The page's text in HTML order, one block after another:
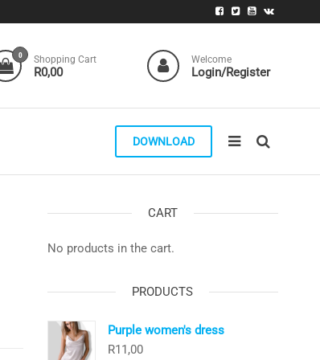
0 Shopping Cart
R0,00
Welcome
Login/Register
DOWNLOAD
CART
No products in the cart.
PRODUCTS
Purple women's dress
R11,00